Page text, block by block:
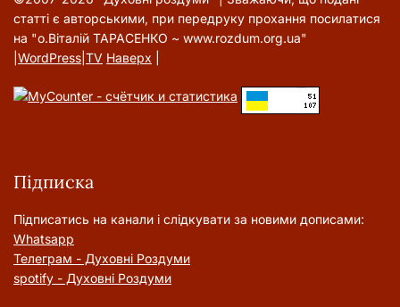
статті є авторськими, при передруку прохання посилатися
на "о.Віталій ТАРАСЕНКО ~ www.rozdum.org.ua"
WordPress TV Наверх
Підписка
Підписатись на канали і слідкувати за новими дописами:
Whatsapp
Телеграм - Духовні Роздуми
spotify - Духовні Роздуми